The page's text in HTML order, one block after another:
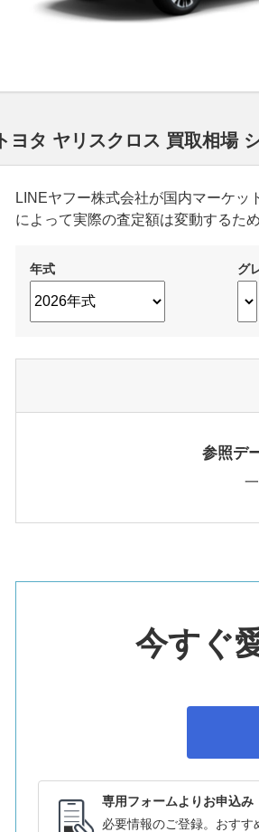
トヨタ ヤリスクロス 買取相場
LINEヤフー株式会社が国内マーケ
によって実際の査定額は変動するた
年式 グ
参照デ
今すぐ
専用フォームよりお申込み
必要情報のご登録。おすす